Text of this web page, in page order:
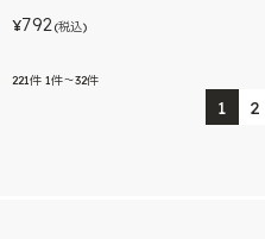
¥792(税込)
221件 1件～32件
1 2